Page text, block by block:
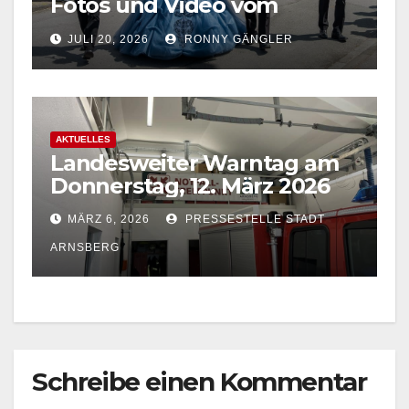
Festzug in Bachum jetzt
online
JULI 20, 2026 RONNY GÄNGLER
AKTUELLES
Landesweiter Warntag am
Donnerstag, 12. März 2026
MÄRZ 6, 2026 PRESSESTELLE STADT
ARNSBERG
Schreibe einen Kommentar